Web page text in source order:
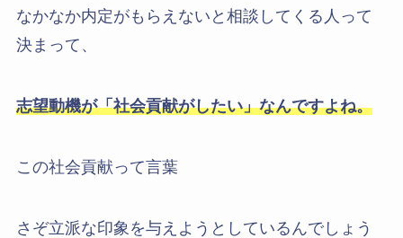
なかなか内定がもらえないと相談してくる人って
決まって、
志望動機が「社会貢献がしたい」なんですよね。
この社会貢献って言葉
さぞ立派な印象を与えようとしているんでしょう